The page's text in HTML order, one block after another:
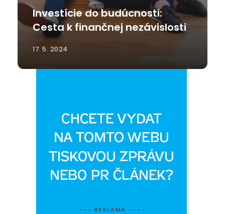
Investície do budúcnosti:
Cesta k finančnej nezávislosti
17. 5. 2024
--- REKLAMA ----